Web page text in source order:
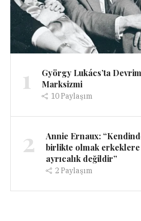
1
György Lukács’ta
Marksizmi
10Paylaşım
2
Annie Ernaux:
birlikte olmak erkeklere
ayrıcalık değildir”
2 Paylaşım